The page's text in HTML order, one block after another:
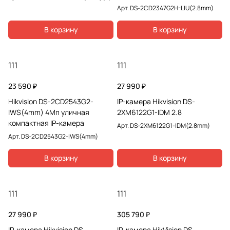
В корзину
Арт.DS-2CD2347G2H-LIU(2.8mm)
В корзину
111
23 590 ₽
Hikvision DS-2CD2543G2-
IWS(4mm) 4Мп уличная
компактная IP-камера
Арт.DS-2CD2543G2-IWS(4mm)
В корзину
111
27 990 ₽
IP-камера Hikvision DS-
2XM6122G1-IDM 2.8
Арт.DS-2XM6122G1-IDM(2.8mm)
В корзину
111
27 990 ₽
111
305 790 ₽